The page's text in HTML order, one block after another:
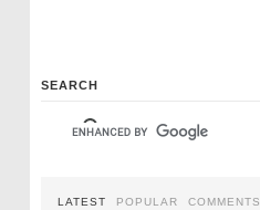
SEARCH
LATEST POPULAR COMMENTS